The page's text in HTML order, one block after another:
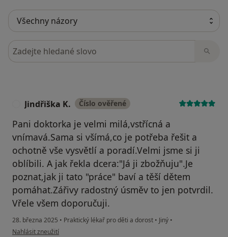
Hledejte v názorech
Jindřiška K. Číslo ověřené
Pani doktorka je velmi milá,vstřícná a
vnímavá.Sama si všímá,co je potřeba řešit a
ochotně vše vysvětlí a poradí.Velmi jsme si ji
oblíbili. A jak řekla dcera:"Já ji zbožňuju".Je
poznat,jak ji tato "práce" baví a těší dětem
pomáhat.Zářivy radostný úsměv to jen potvrdil.
Vřele všem doporučuji.
28. března 2025 • Praktický lékař pro děti a dorost • Jiný •
podle názoru uživatele Jindřiška K.
Nahlásit zneužití